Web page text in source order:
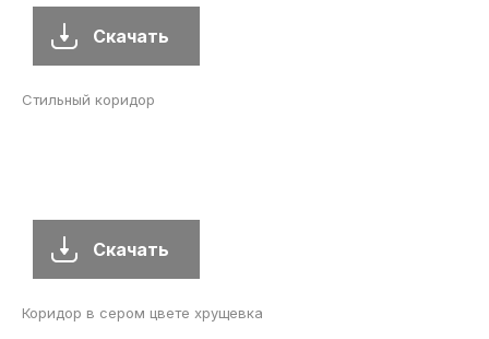
Скачать
Стильный коридор
Скачать
Коридор в сером цвете хрущевка